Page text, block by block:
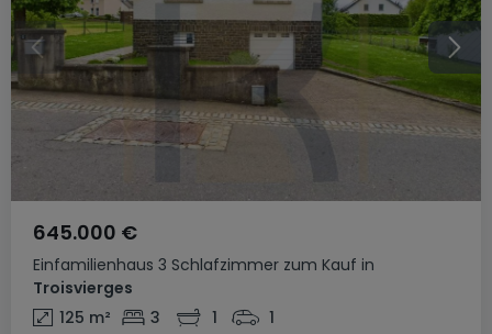
Einfamilienhaus 3 Schlafzimmer zum Kauf in
Troisvierges
645.000 €
125 m² 3 1 1